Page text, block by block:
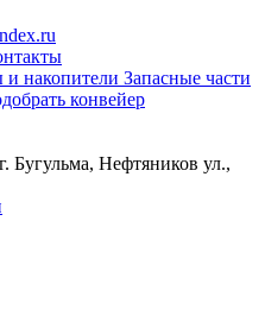
и накопители Запасные части
конвейер
Бугульма, Нефтяников ул.,